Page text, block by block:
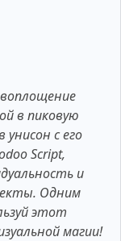
в пиковую
с его
Script,
и
Одним
этот
магии!